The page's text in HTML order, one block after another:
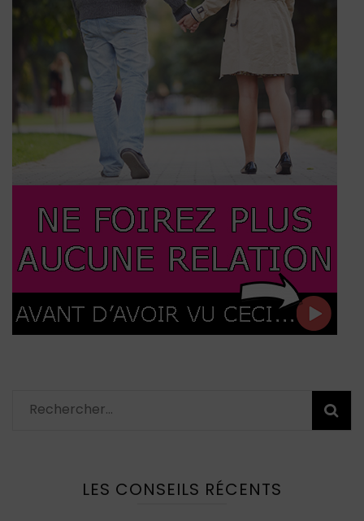
Rechercher :
LES CONSEILS RÉCENTS